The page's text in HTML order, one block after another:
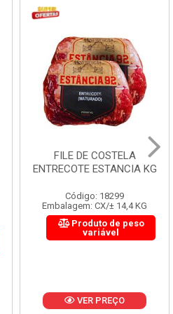
FILE DE COSTELA
ENTRECOTE ESTANCIA KG
Código: 18299
Embalagem: CX/± 14,4 KG
Produto de peso
variável
VER PREÇO